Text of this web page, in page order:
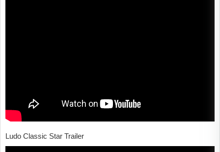
Ludo Classic Star Trailer